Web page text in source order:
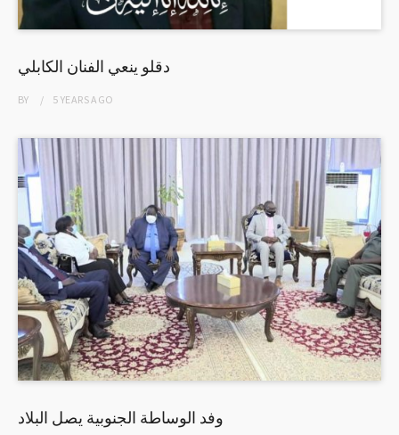
دقلو ينعي الفنان الكابلي
BY 5 YEARSAGO
وفد الوساطة الجنوبية يصل البلاد